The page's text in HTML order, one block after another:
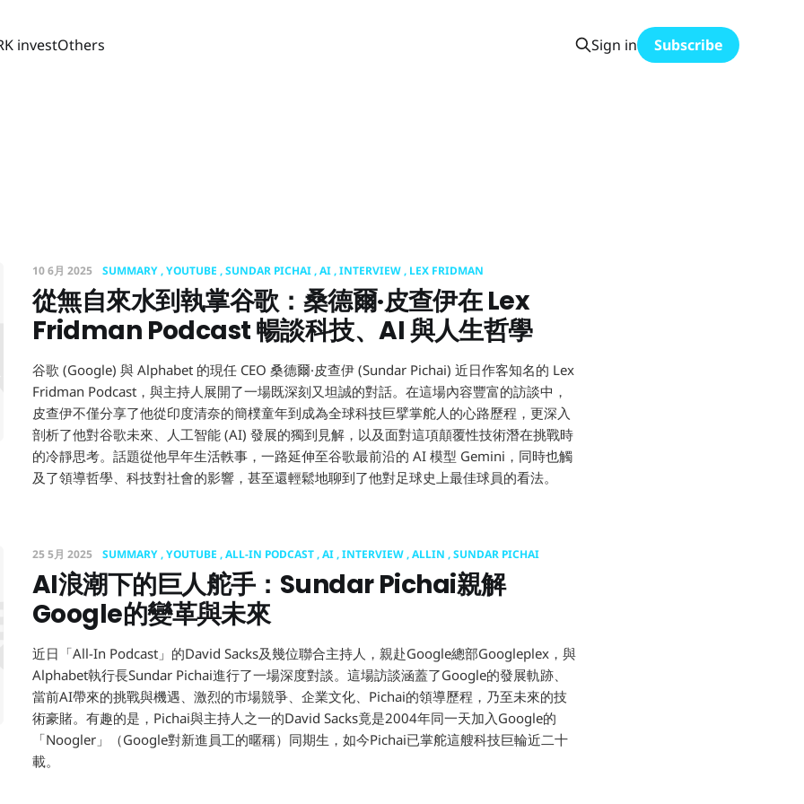
investOthers Sign in Subscribe
來水到執掌谷歌
10 6月 2025 SUMMARY YOUTUBE SUNDAR PICHAI AI INTERVIEW LEX FRIDMAN
從無自來水到執掌谷歌：桑德爾·皮查伊在 Lex
Fridman Podcast 暢談科技、AI 與人生哲學
谷歌 (Google) 與 Alphabet 的現任 CEO 桑德爾·皮查伊 (Sundar Pichai) 近日作客知名的 Lex
Fridman Podcast，與主持人展開了一場既深刻又坦誠的對話。在這場內容豐富的訪談中，
皮查伊不僅分享了他從印度清奈的簡樸童年到成為全球科技巨擘掌舵人的心路歷程，更深入
剖析了他對谷歌未來、人工智能 (AI) 發展的獨到見解，以及面對這項顛覆性技術潛在挑戰時
的冷靜思考。話題從他早年生活軼事，一路延伸至谷歌最前沿的 AI 模型 Gemini，同時也觸
及了領導哲學、科技對社會的影響，甚至還輕鬆地聊到了他對足球史上最佳球員的看法。
下的巨人舵手：
25 5月 2025 SUMMARY YOUTUBE ALL-IN PODCAST AI INTERVIEW ALLIN SUNDAR PICHAI
AI浪潮下的巨人舵手：Sundar Pichai親解
Google的變革與未來
近日「All-In Podcast」的David Sacks及幾位聯合主持人，親赴Google總部Googleplex，與
Alphabet執行長Sundar Pichai進行了一場深度對談。這場訪談涵蓋了Google的發展軌跡、
當前AI帶來的挑戰與機遇、激烈的市場競爭、企業文化、Pichai的領導歷程，乃至未來的技
術豪賭。有趣的是，Pichai與主持人之一的David Sacks竟是2004年同一天加入Google的
「Noogler」（Google對新進員工的暱稱）同期生，如今Pichai已掌舵這艘科技巨輪近二十
載。